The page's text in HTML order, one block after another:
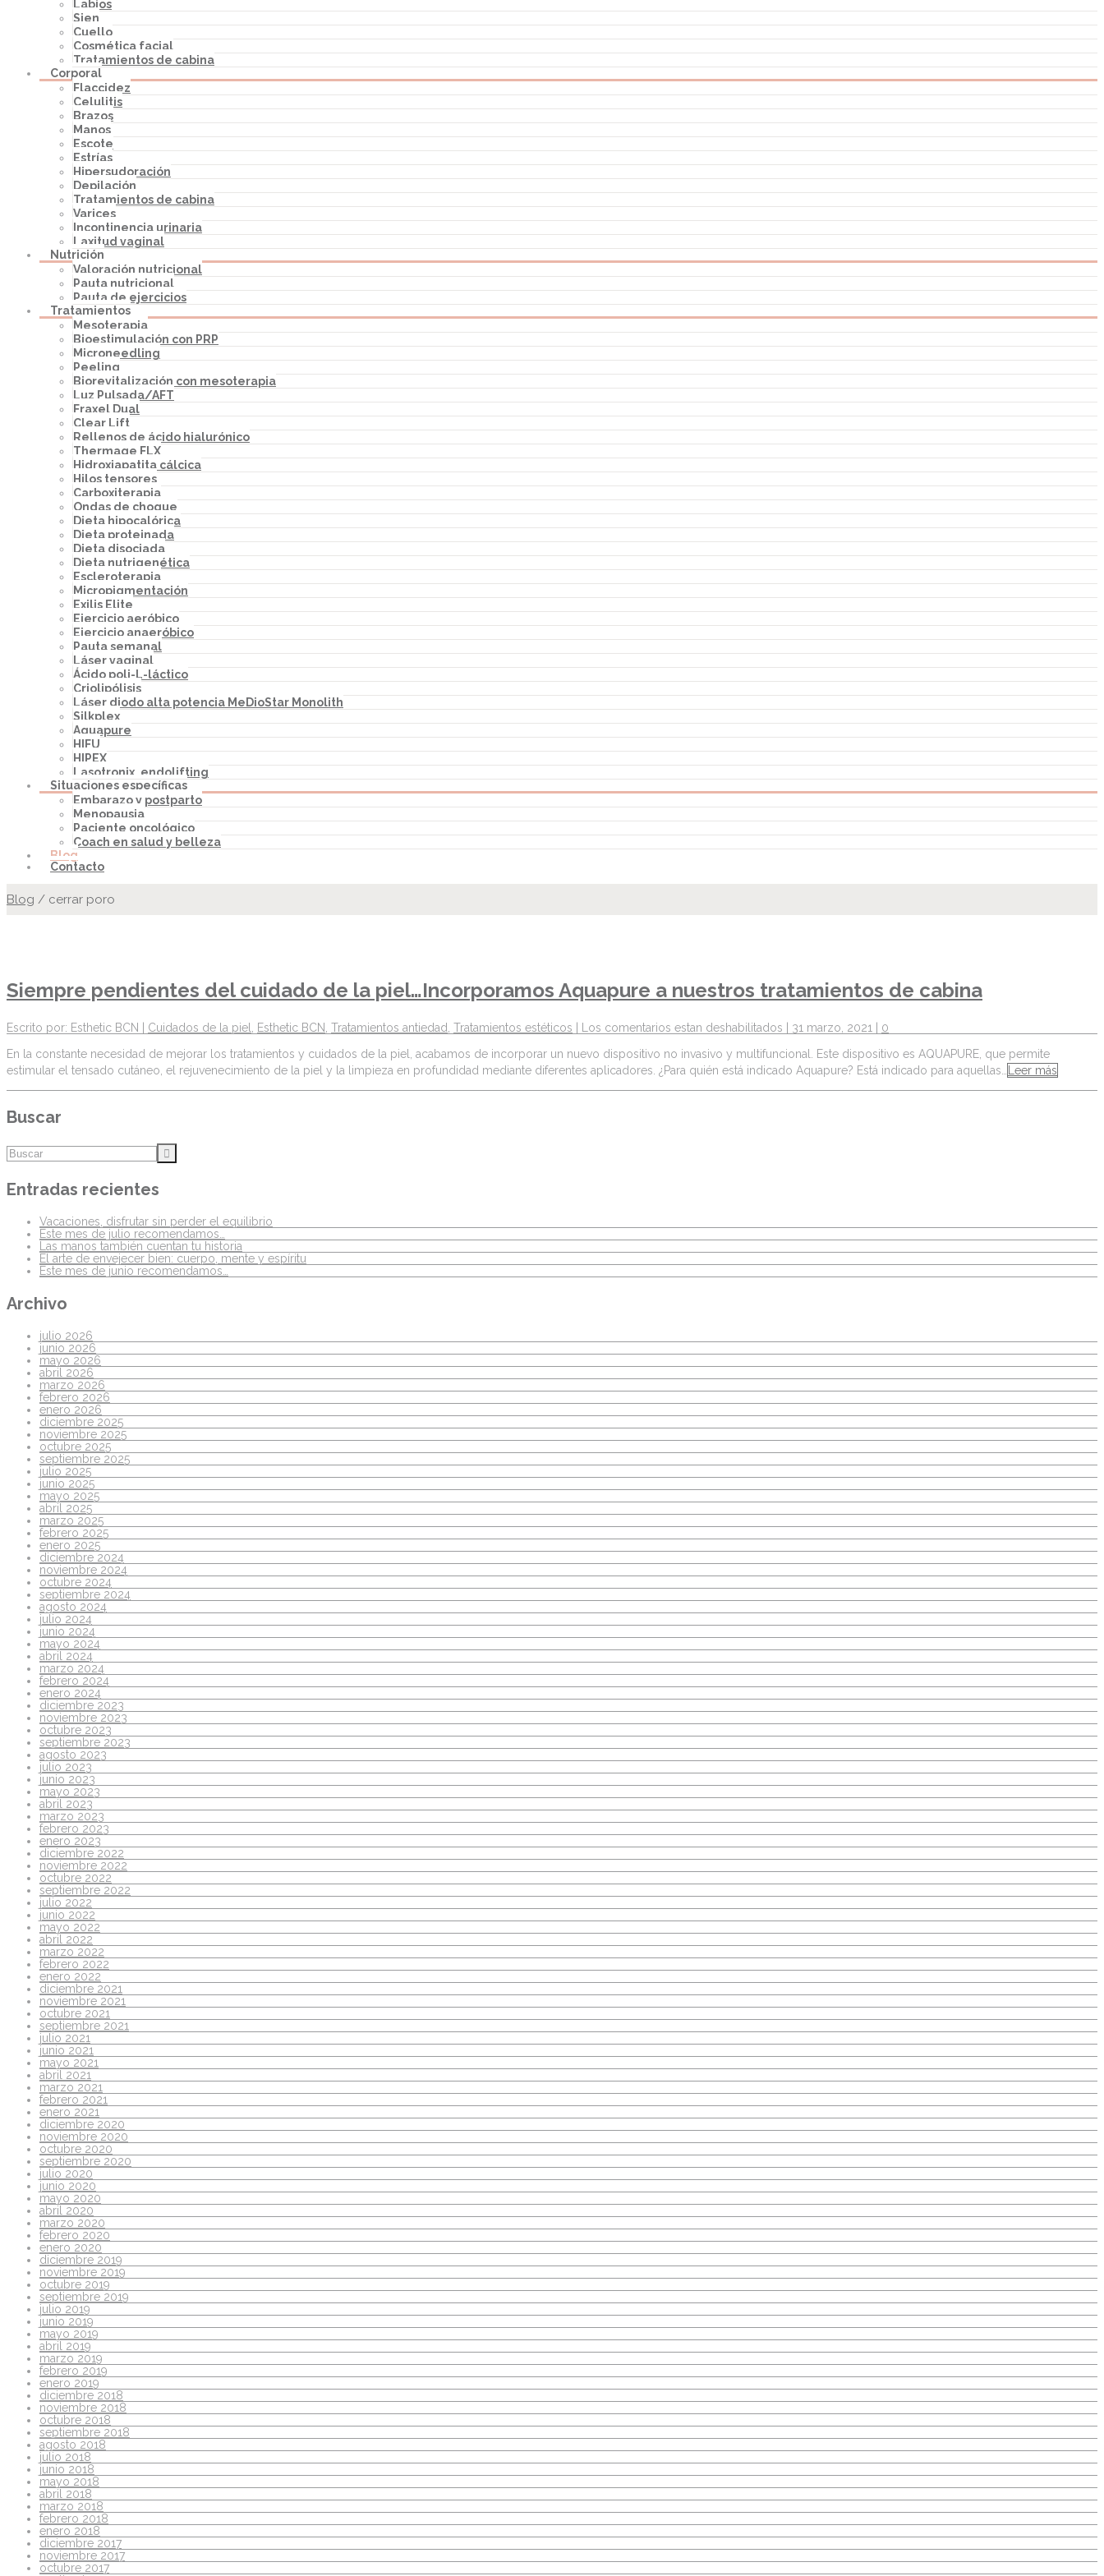
Labios
Sien
Cuello
Cosmética facial
Tratamientos de cabina
Corporal
Flaccidez
Celulitis
Brazos
Manos
Escote
Estrías
Hipersudoración
Depilación
Tratamientos de cabina
Varices
Incontinencia urinaria
Laxitud vaginal
Nutrición
Valoración nutricional
Pauta nutricional
Pauta de ejercicios
Tratamientos
Mesoterapia
Bioestimulación con PRP
Microneedling
Peeling
Biorevitalización con mesoterapia
Luz Pulsada/AFT
Fraxel Dual
Clear Lift
Rellenos de ácido hialurónico
Thermage FLX
Hidroxiapatita cálcica
Hilos tensores
Carboxiterapia
Ondas de choque
Dieta hipocalórica
Dieta proteinada
Dieta disociada
Dieta nutrigenética
Escleroterapia
Micropigmentación
Exilis Elite
Ejercicio aeróbico
Ejercicio anaeróbico
Pauta semanal
Láser vaginal
Ácido poli-L-láctico
Criolipólisis
Láser diodo alta potencia MeDioStar Monolith
Silkplex
Aquapure
HIFU
HIPEX
Lasotronix, endolifting
Situaciones específicas
Embarazo y postparto
Menopausia
Paciente oncológico
Coach en salud y belleza
Blog
Contacto
Blog / cerrar poro
Siempre pendientes del cuidado de la piel…Incorporamos Aquapure a nuestros tratamientos de cabina
Escrito por: Esthetic BCN | Cuidados de la piel Esthetic BCN Tratamientos antiedad Tratamientos estéticos Los comentarios estan deshabilitados | 31 marzo, 2021 | 0
En la constante necesidad de mejorar los tratamientos y cuidados de la piel, acabamos de incorporar un nuevo dispositivo no invasivo y multifuncional. Este dispositivo es AQUAPURE, que permite
estimular el tensado cutáneo, el rejuvenecimiento de la piel y la limpieza en profundidad mediante diferentes aplicadores. ¿Para quién está indicado Aquapure? Está indicado para aquellas…
Leer más
Buscar
Entradas recientes
Vacaciones, disfrutar sin perder el equilibrio
Este mes de julio recomendamos…
Las manos también cuentan tu historia
El arte de envejecer bien: cuerpo, mente y espíritu
Este mes de junio recomendamos…
Archivo
julio 2026
junio 2026
mayo 2026
abril 2026
marzo 2026
febrero 2026
enero 2026
diciembre 2025
noviembre 2025
octubre 2025
septiembre 2025
julio 2025
junio 2025
mayo 2025
abril 2025
marzo 2025
febrero 2025
enero 2025
diciembre 2024
noviembre 2024
octubre 2024
septiembre 2024
agosto 2024
julio 2024
junio 2024
mayo 2024
abril 2024
marzo 2024
febrero 2024
enero 2024
diciembre 2023
noviembre 2023
octubre 2023
septiembre 2023
agosto 2023
julio 2023
junio 2023
mayo 2023
abril 2023
marzo 2023
febrero 2023
enero 2023
diciembre 2022
noviembre 2022
octubre 2022
septiembre 2022
julio 2022
junio 2022
mayo 2022
abril 2022
marzo 2022
febrero 2022
enero 2022
diciembre 2021
noviembre 2021
octubre 2021
septiembre 2021
julio 2021
junio 2021
mayo 2021
abril 2021
marzo 2021
febrero 2021
enero 2021
diciembre 2020
noviembre 2020
octubre 2020
septiembre 2020
julio 2020
junio 2020
mayo 2020
abril 2020
marzo 2020
febrero 2020
enero 2020
diciembre 2019
noviembre 2019
octubre 2019
septiembre 2019
julio 2019
junio 2019
mayo 2019
abril 2019
marzo 2019
febrero 2019
enero 2019
diciembre 2018
noviembre 2018
octubre 2018
septiembre 2018
agosto 2018
julio 2018
junio 2018
mayo 2018
abril 2018
marzo 2018
febrero 2018
enero 2018
diciembre 2017
noviembre 2017
octubre 2017